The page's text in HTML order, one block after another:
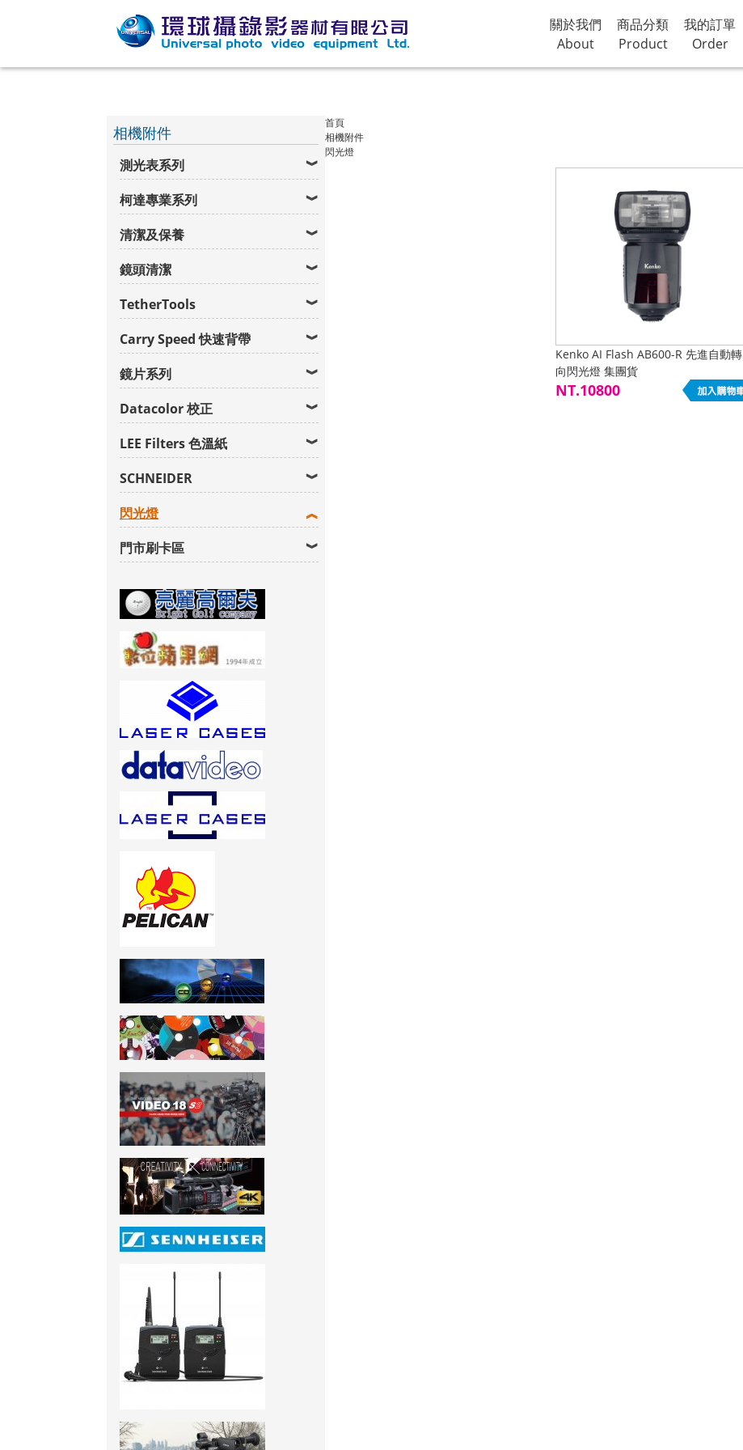
關於我們
About
商品分類
Product
我的訂單
Order
相機附件
測光表系列
柯達專業系列
清潔及保養
鏡頭清潔
TetherTools
Carry Speed 快速背帶
鏡片系列
Datacolor 校正
LEE Filters 色溫紙
SCHNEIDER
閃光燈
門市刷卡區
首頁
相機附件
閃光燈
Kenko AI Flash AB600-R 先進自動轉
向閃光燈 集團貨
NT.10800